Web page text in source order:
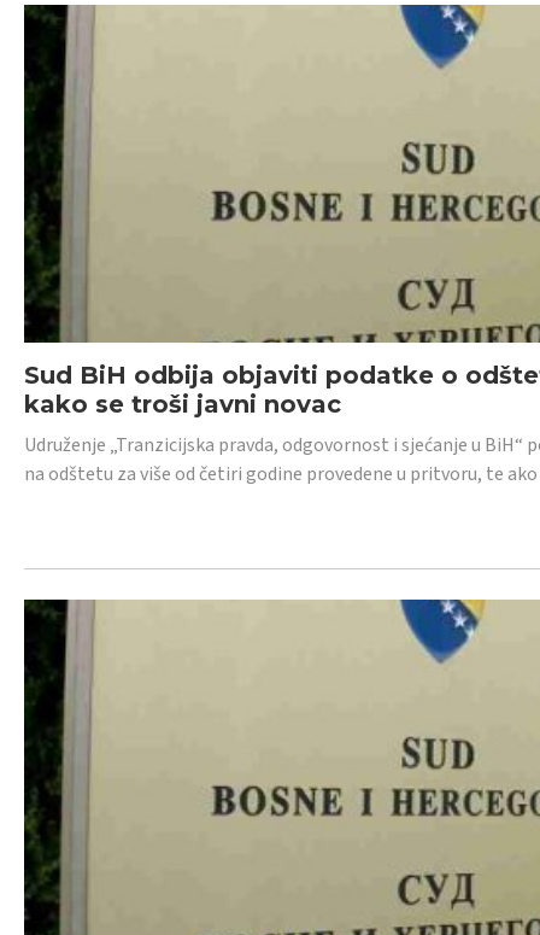
Sud BiH odbija objaviti podatke o
kako se troši javni novac
Udruženje „Tranzicijska pravda, odgovornost i sjećanje u
na odštetu za više od četiri godine provedene u pritvoru, te